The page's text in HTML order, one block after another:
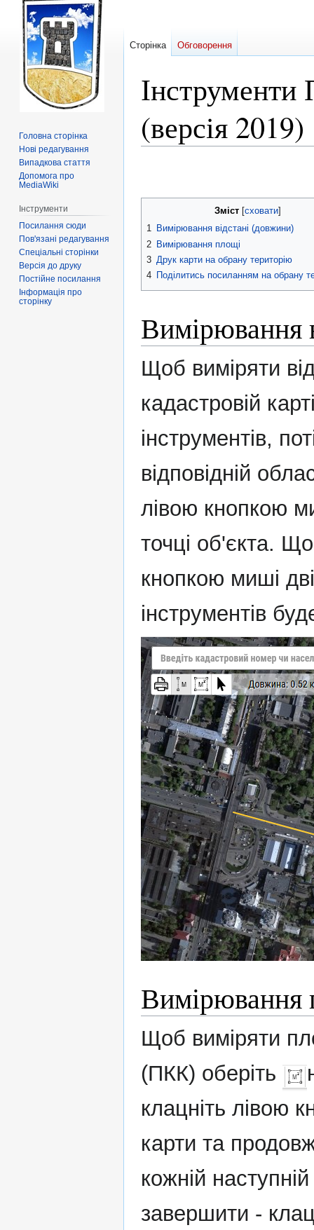
Інструменти
(версія 2019)
навігації
пошуку
Зміст
1 Вимірювання відстані (довжини)
2 Вимірювання площі
3 Друк карти на обрану територію
4 Поділитись посиланням на обрану
Вимірювання
Щоб виміряти
кадастровій
інструментів,
відповідній
лівою кнопкою
точці об'єкта.
кнопкою миші
інструментів
Вимірювання
Щоб виміряти
(ПКК) оберіть
клацніть лівою
карти та
кожній
завершити -
Сторінка Обговорення
Головна сторінка
Нові редагування
Випадкова стаття
Допомога про
MediaWiki
Інструменти
Посилання сюди
Пов'язані редагування
Спеціальні сторінки
Версія до друку
Постійне посилання
Інформація про
сторінку